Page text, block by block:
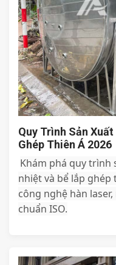
Quy Trình Sản
Ghép Thiên Á 2026
Khám phá quy trình
nhiệt và bể lắp ghép
công nghệ hàn
chuẩn ISO.